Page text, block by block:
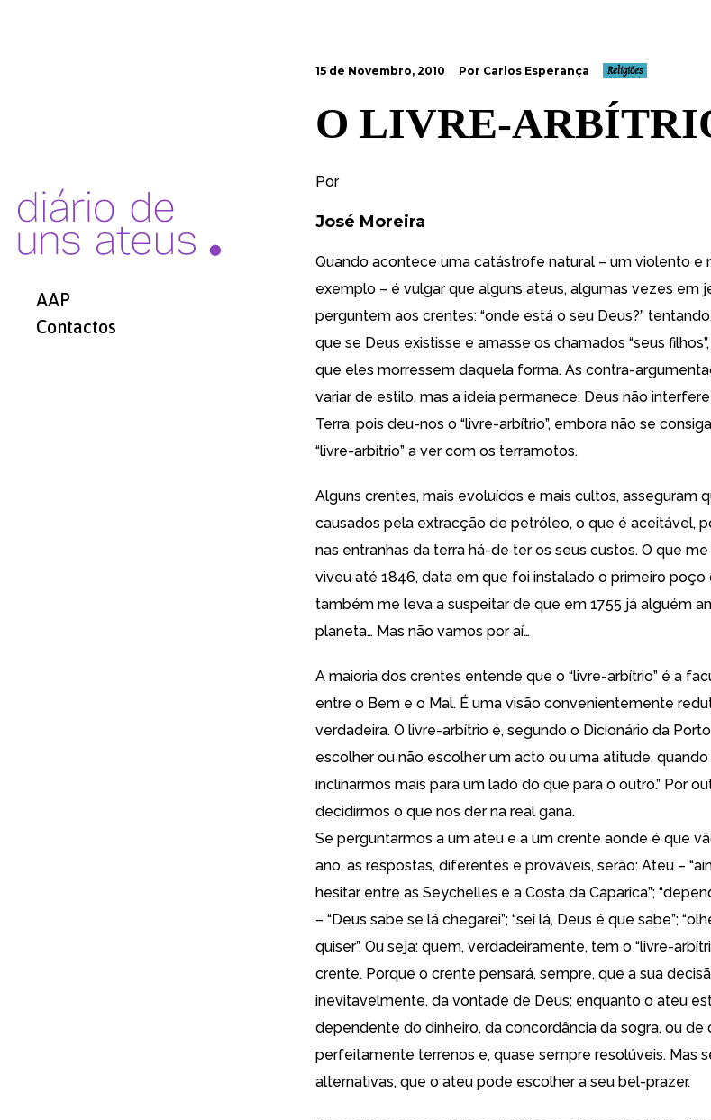
AAP
Contactos
15 de Novembro, 2010 Por Carlos Esperança Religiões
O LIVRE-
Por
José Moreira
Quando acontece uma catástrofe natural – um violento
exemplo – é vulgar que alguns ateus, algumas vezes em
perguntem aos crentes: “onde está o seu Deus?”
que se Deus existisse e amasse os chamados “seus
que eles morressem daquela forma. As contra-
variar de estilo, mas a ideia permanece: Deus não
Terra, pois deu-nos o “livre-arbítrio”, embora não se
“livre-arbítrio” a ver com os terramotos.
Alguns crentes, mais evoluídos e mais cultos, asseguram
causados pela extracção de petróleo, o que é aceitável,
nas entranhas da terra há-de ter os seus custos. O que
viveu até 1846, data em que foi instalado o primeiro
também me leva a suspeitar de que em 1755 já alguém
planeta… Mas não vamos por aí…
A maioria dos crentes entende que o “livre-arbítrio” é a
entre o Bem e o Mal. É uma visão convenientemente
verdadeira. O livre-arbítrio é, segundo o Dicionário da
escolher ou não escolher um acto ou uma atitude,
inclinarmos mais para um lado do que para o outro.” Por
decidirmos o que nos der na real gana.
Se perguntarmos a um ateu e a um crente aonde é que
ano, as respostas, diferentes e prováveis, serão: Ateu –
hesitar entre as Seychelles e a Costa da Caparica”;
– “Deus sabe se lá chegarei”; “sei lá, Deus é que sabe”;
quiser”. Ou seja: quem, verdadeiramente, tem o “livre-
crente. Porque o crente pensará, sempre, que a sua
inevitavelmente, da vontade de Deus; enquanto o ateu
dependente do dinheiro, da concordância da sogra, ou de
perfeitamente terrenos e, quase sempre resolúveis. Mas
alternativas, que o ateu pode escolher a seu bel-prazer.